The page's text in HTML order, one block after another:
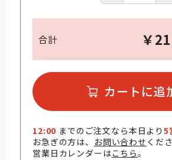
合計 ￥
カートに追
12:00 までのご注文なら本日より5
お急ぎの方は、 お問い合わせ くだ
営業日カレンダーはこちら。